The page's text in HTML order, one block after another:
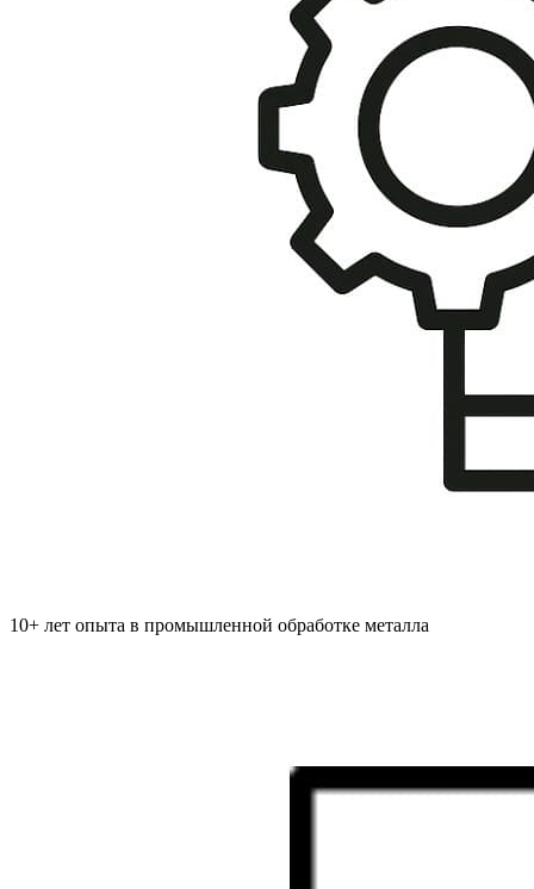
10+ лет опыта в промышленной обработке металла